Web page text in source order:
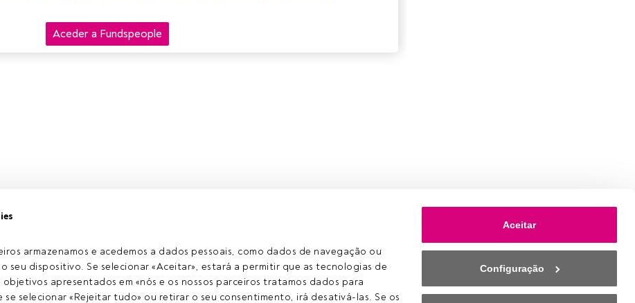
armazenamos e acedemos a dados pessoais, como dados de navegação ou
seu dispositivo. Se selecionar «Aceitar», estará a permitir que as tecnologias de
apresentados em «nós e os nossos parceiros tratamos dados para
selecionar «Rejeitar tudo» ou retirar o seu consentimento, irá desativá-las. Se os
Aceitar
Configuração
Aceder a Fundspeople